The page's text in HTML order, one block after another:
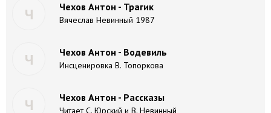
Ч Чехов Антон - Трагик
Вячеслав Невинный 1987
Ч Чехов Антон - Водевиль
Инсценировка В. Топоркова
Ч Чехов Антон - Рассказы
Читает С. Юрский и В. Невинный